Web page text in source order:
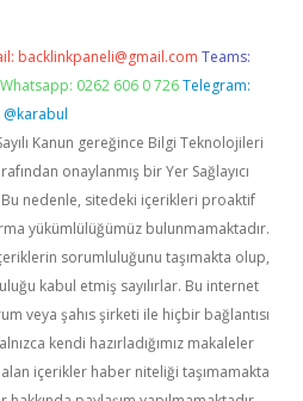
backlinkpaneli@gmail.com Teams:
Whatsapp: 0262 606 0 726 Telegram:
@karabul
Kanun gereğince Bilgi Teknolojileri
onaylanmış bir Yer Sağlayıcı
nedenle, sitedeki içerikleri proaktif
yükümlülüğümüz bulunmamaktadır.
sorumluluğunu taşımakta olup,
kabul etmiş sayılırlar. Bu internet
veya şahıs şirketi ile hiçbir bağlantısı
kendi hazırladığımız makaleler
içerikler haber niteliği taşımamakta